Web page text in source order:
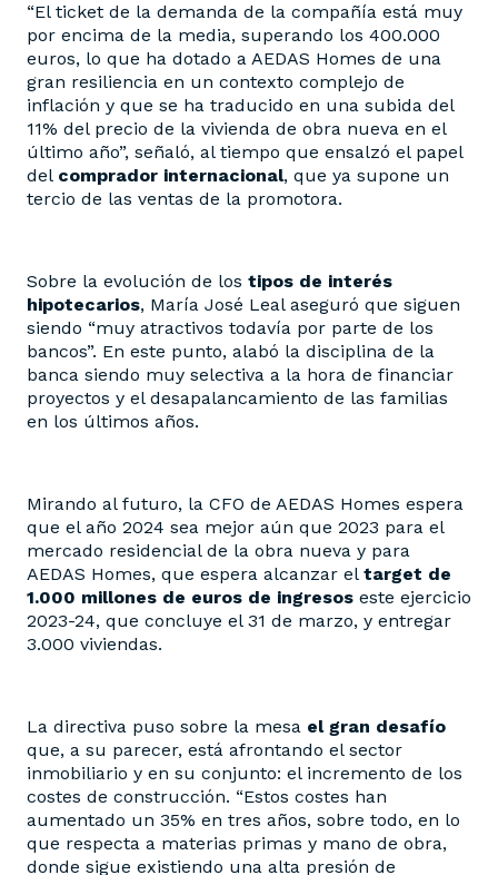
“El ticket de la demanda de la compañía está muy
por encima de la media, superando los 400.000
euros, lo que ha dotado a AEDAS Homes de una
gran resiliencia en un contexto complejo de
inflación y que se ha traducido en una subida del
11% del precio de la vivienda de obra nueva en el
último año”, señaló, al tiempo que ensalzó el papel
del comprador internacional, que ya supone un
tercio de las ventas de la promotora.
Sobre la evolución de los tipos de interés
hipotecarios, María José Leal aseguró que siguen
siendo “muy atractivos todavía por parte de los
bancos”. En este punto, alabó la disciplina de la
banca siendo muy selectiva a la hora de financiar
proyectos y el desapalancamiento de las familias
en los últimos años.
Mirando al futuro, la CFO de AEDAS Homes espera
que el año 2024 sea mejor aún que 2023 para el
mercado residencial de la obra nueva y para
AEDAS Homes, que espera alcanzar el target de
1.000 millones de euros de ingresos este ejercicio
2023-24, que concluye el 31 de marzo, y entregar
3.000 viviendas.
La directiva puso sobre la mesa el gran desafío
que, a su parecer, está afrontando el sector
inmobiliario y en su conjunto: el incremento de los
costes de construcción. “Estos costes han
aumentado un 35% en tres años, sobre todo, en lo
que respecta a materias primas y mano de obra,
donde sigue existiendo una alta presión de